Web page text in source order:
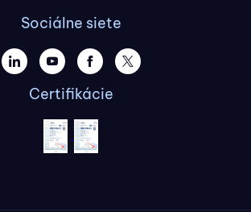
Sociálne siete
Certifikácie